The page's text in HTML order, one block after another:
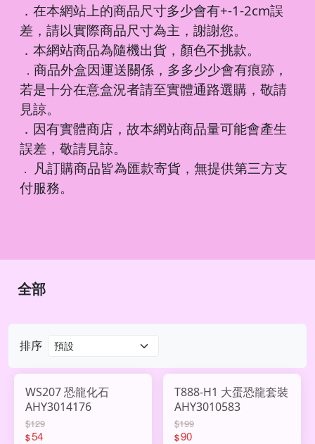
．在本網站上的商品尺寸多少會有+-1-2cm誤
差，請以實際商品尺寸為主，謝謝您。
．本網站商品為隨機出貨，顏色不挑款。
． 商品外盒因運送關係，多多少少會有痕跡，
若是十分在意盒況者請至實體通路選購，敬請
見諒。
．因有實體商店，故本網站商品量可能會產生
誤差，敬請見諒。
． 凡訂購商品皆為匯款寄貨，無提供第三方支
付服務。
排序
WS207 恐龍化石
AHY3014176
$129
$54
T888-H1 大蛋恐龍套裝
AHY3010583
$199
$90
全部